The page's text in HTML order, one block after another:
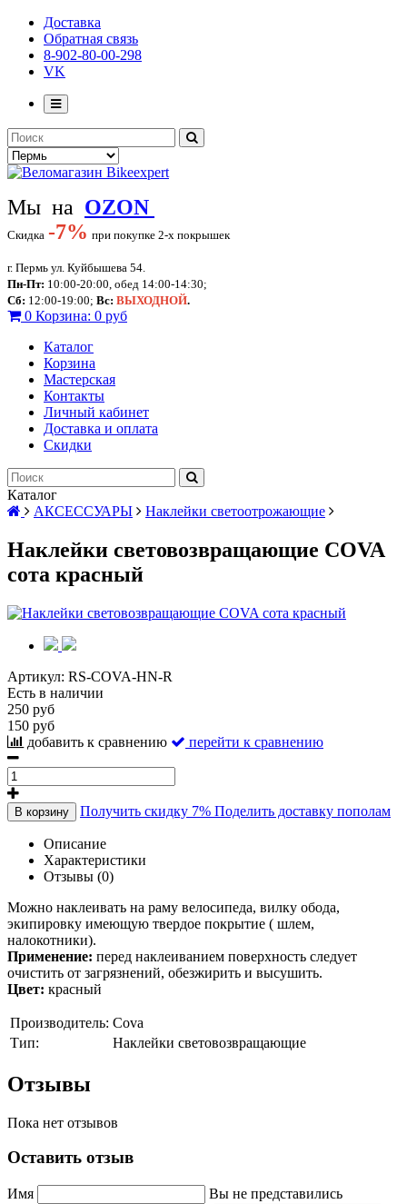
Доставка
Обратная связь
8-902-80-00-298
VK
Мы на OZON
Скидка -7% при покупке 2-х покрышек
г. Пермь ул. Куйбышева 54.
Пн-Пт: 10:00-20:00, обед 14:00-14:30;
Сб: 12:00-19:00; Вс: ВЫХОДНОЙ.
0 Корзина: 0 руб
Каталог
Корзина
Мастерская
Контакты
Личный кабинет
Доставка и оплата
Скидки
Каталог
АКСЕССУАРЫ
Наклейки светоотрожающие
Наклейки световозвращающие COVA
сота красный
Артикул: RS-COVA-HN-R
Есть в наличии
250 руб
150 руб
добавить к сравнению
перейти к сравнению
В корзину Получить скидку 7% Поделить доставку пополам
Описание
Характеристики
Отзывы (0)
Можно наклеивать на раму велосипеда, вилку обода,
экипировку имеющую твердое покрытие ( шлем,
налокотники).
Применение: перед наклеиванием поверхность следует
очистить от загрязнений, обезжирить и высушить.
Цвет: красный
Производитель: Cova
Тип:
Наклейки световозвращающие
Отзывы
Пока нет отзывов
Оставить отзыв
Имя
Вы не представились